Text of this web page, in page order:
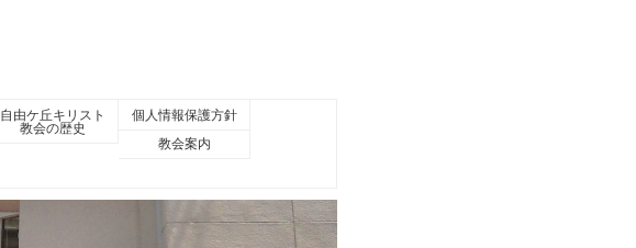
自由ケ丘キリスト
教会の歴史
個人情報保護方針
教会案内